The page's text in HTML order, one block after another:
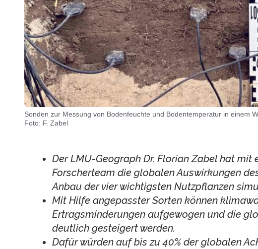
Sonden zur Messung von Bodenfeuchte und Bodentemperatur in einem
Foto: F. Zabel
Der LMU-Geograph Dr. Florian Zabel hat mit
Forscherteam die globalen Auswirkungen
Anbau der vier wichtigsten Nutzpflanzen
Mit Hilfe angepasster Sorten können
Ertragsminderungen aufgewogen und die
deutlich gesteigert werden.
Dafür würden auf bis zu 40% der globalen